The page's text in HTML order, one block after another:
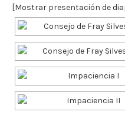
[Mostrar presentación de